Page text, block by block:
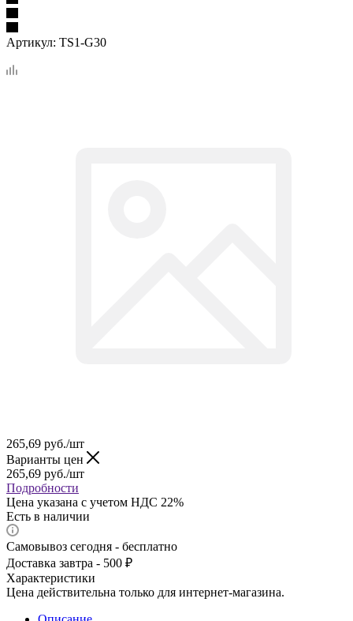
Артикул: TS1-G30
265,69 руб./шт
Варианты цен
265,69 руб./шт
Подробности
Цена указана с учетом НДС 22%
Есть в наличии
Самовывоз сегодня - бесплатно
Доставка завтра - 500 ₽
Характеристики
Цена действительна только для интернет-магазина.